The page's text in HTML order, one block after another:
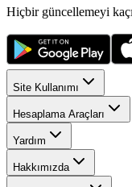
Hiçbir güncellemeyi
Site Kullanımı
Hesaplama Araçları
Yardım
Hakkımızda